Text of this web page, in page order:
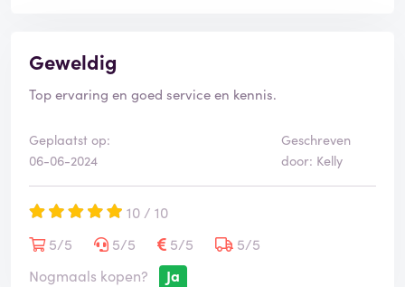
Geweldig
Top ervaring en goed service en kennis.
Geplaatst op:
06-06-2024
Geschreven
door: Kelly
10 / 10
5/5
5/5 5/5
5/5
Nogmaals kopen?
Ja